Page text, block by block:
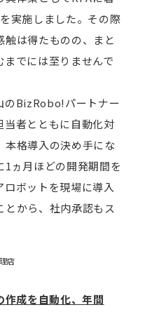
実施しました。その際
触は得たものの、まと
までには至りませんで
のBizRobo!パートナー
当者とともに自動化対
本格導入の決め手にな
1ヵ月ほどの開発期間を
ボットを現場に導入
とから、社内承認もス
店
作成を自動化、年間